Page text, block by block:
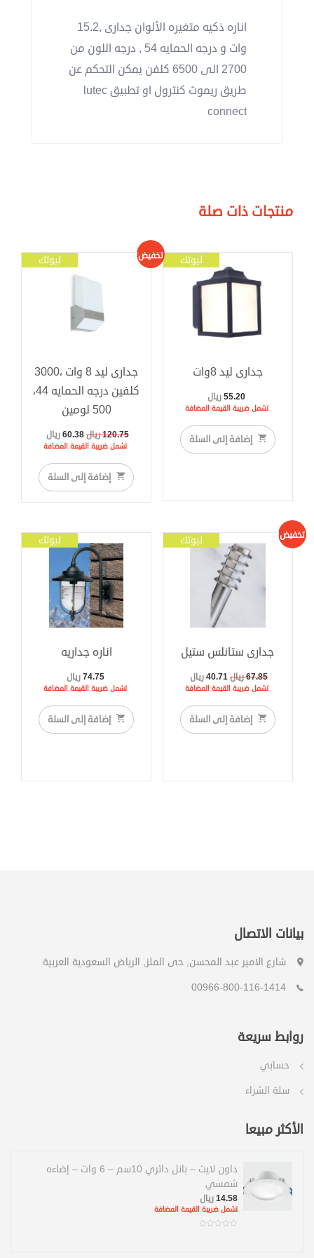
اناره ذكيه متغيره الألوان جدارى ,15.2
وات و درجه الحمايه 54 , درجه اللون من
2700 الى 6500 كلفن يمكن التحكم عن
طريق ريموت كنترول او تطبيق lutec
connect
منتجات ذات صلة
ليوتك
جدارى ليد 8وات
55.20ريال
تشمل ضريبة القيمة المضافة
إضافة إلى السلة
ليوتك تخفيض!
جدارى ليد 8 وات ،3000
كلفين درجه الحمايه 44،
500 لومين
120.75ريالالسعر
الأصلي
120.75 ريال.
60.38ريال
60.38 ريال.
تشمل ضريبة القيمة المضافة
إضافة إلى السلة
ليوتك تخفيض!
جدارى ستانلس ستيل
67.85ريالالسعر
الأصلي
67.85 ريال.
40.71ريال
الحالي
40.71 ريال.
تشمل ضريبة القيمة المضافة
إضافة إلى السلة
ليوتك
اناره جداريه
74.75ريال
تشمل ضريبة القيمة المضافة
إضافة إلى السلة
بيانات الاتصال
شارع الامير عبد المحسن, حى الملز, الرياض السعودية العربية
00966-800-116-1414
روابط سريعة
حسابي
سلة الشراء
الأكثر مبيعا
داون لايت – بانل دائري 10سم – 6 وات – إضاءه
شمسي
14.58ريال
تشمل ضريبة القيمة المضافة